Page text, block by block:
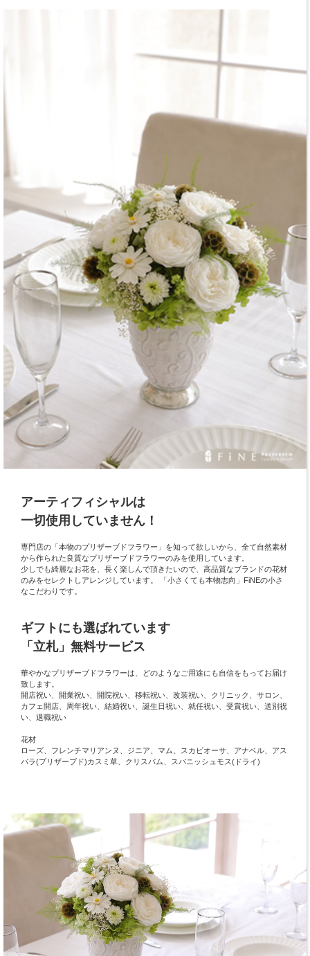
アーティフィシャルは
一切使用していません！
専門店の「本物のプリザーブドフラワー」を知って欲しいから、全て自然素材
から作られた良質なプリザーブドフラワーのみを使用しています。
少しでも綺麗なお花を、長く楽しんで頂きたいので、高品質なブランドの花材
のみをセレクトしアレンジしています。 「小さくても本物志向」FiNEの小さ
なこだわりです。
ギフトにも選ばれています
「立札」無料サービス
華やかなプリザーブドフラワーは、どのようなご用途にも自信をもってお届け
致します。
開店祝い、開業祝い、開院祝い、移転祝い、改装祝い、クリニック、サロン、
カフェ開店、周年祝い、結婚祝い、誕生日祝い、就任祝い、受賞祝い、送別祝
い、退職祝い
花材
ローズ、フレンチマリアンヌ、ジニア、マム、スカビオーサ、アナベル、アス
パラ(プリザーブド)カスミ草、クリスパム、スパニッシュモス(ドライ)